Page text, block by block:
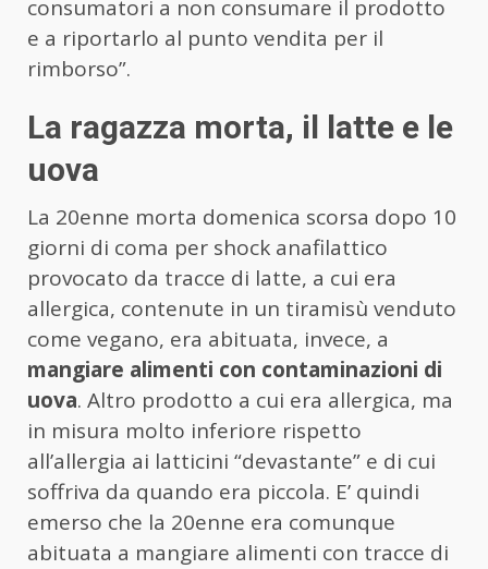
consumatori a non consumare il prodotto
e a riportarlo al punto vendita per il
rimborso”.
La ragazza morta, il latte e le
uova
La 20enne morta domenica scorsa dopo 10
giorni di coma per shock anafilattico
provocato da tracce di latte, a cui era
allergica, contenute in un tiramisù venduto
come vegano, era abituata, invece, a
mangiare alimenti con contaminazioni di
uova. Altro prodotto a cui era allergica, ma
in misura molto inferiore rispetto
all’allergia ai latticini “devastante” e di cui
soffriva da quando era piccola. E’ quindi
emerso che la 20enne era comunque
abituata a mangiare alimenti con tracce di